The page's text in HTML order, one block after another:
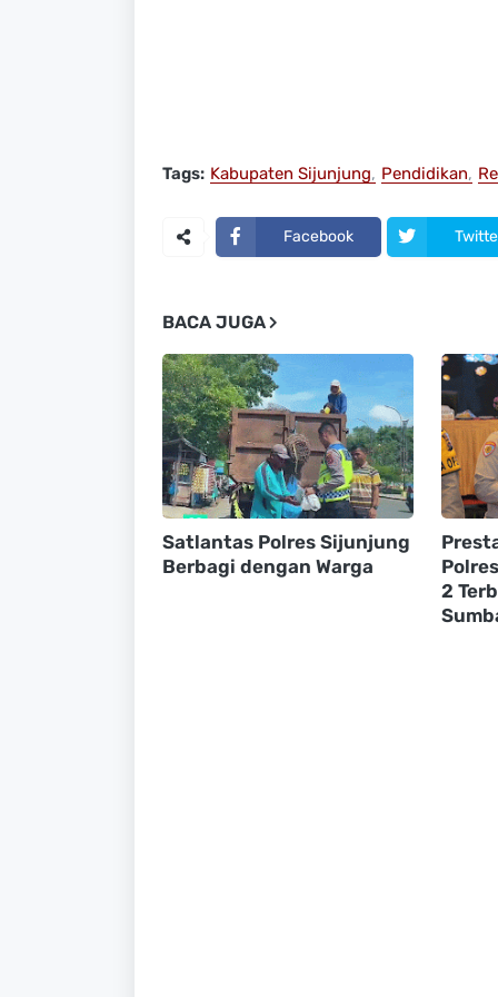
Tags: Kabupaten Sijunjung Pendidikan
Facebook
BACA JUGA
Satlantas Polres Sijunjung
Berbagi dengan Warga
2